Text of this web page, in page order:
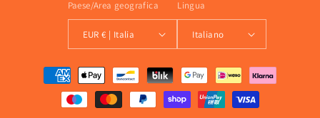
Paese/Area geografica
EUR € | Italia
Lingua
Italiano
Metodi
pagamento